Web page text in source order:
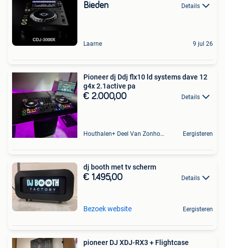
Bieden Details
Laarne 9 jul 26
Pioneer dj Ddj flx10 ld systems dave 12
g4x 2.1active pa
€ 2.000,00 Details
Houthalen+ Deel Van Zonhoven En Zolder Eergisteren
dj booth met tv scherm
€ 1.495,00 Details
Bezoek website Eergisteren
pioneer DJ XDJ-RX3 + Flightcase